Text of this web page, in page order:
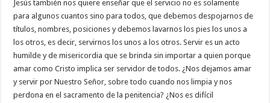
Jesús también nos quiere enseñar que el servicio no es solamente
para algunos cuantos sino para todos, que debemos despojarnos de
títulos, nombres, posiciones y debemos lavarnos los pies los unos a
los otros, es decir, servirnos los unos a los otros. Servir es un acto
humilde y de misericordia que se brinda sin importar a quien porque
amar como Cristo implica ser servidor de todos. ¿Nos dejamos amar
y servir por Nuestro Señor, sobre todo cuando nos limpia y nos
perdona en el sacramento de la penitencia? ¿Nos es difícil